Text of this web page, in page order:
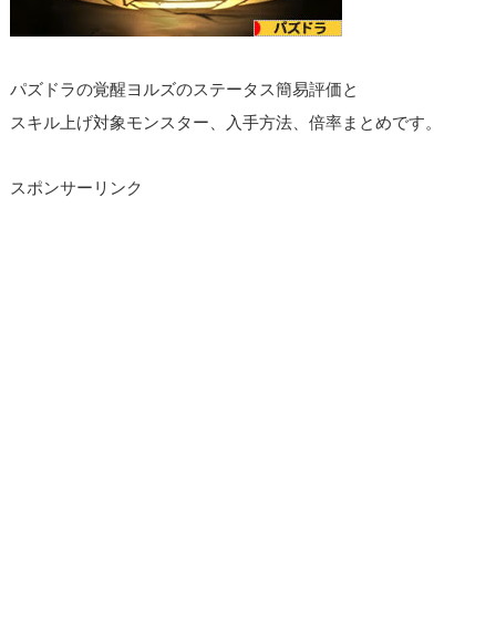
パズドラの覚醒ヨルズのステータス簡易評価と
スキル上げ対象モンスター、入手方法、倍率まとめです。
スポンサーリンク